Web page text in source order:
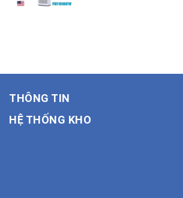
THÔNG TIN
HỆ THỐNG KHO